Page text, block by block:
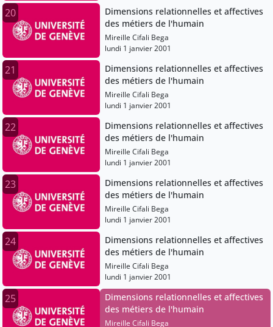
20
Dimensions relationnelles et affectives
des métiers de l'humain
Mireille Cifali Bega
lundi 1 janvier 2001
21
Dimensions relationnelles et affectives
des métiers de l'humain
Mireille Cifali Bega
lundi 1 janvier 2001
22
Dimensions relationnelles et affectives
des métiers de l'humain
Mireille Cifali Bega
lundi 1 janvier 2001
23
Dimensions relationnelles et affectives
des métiers de l'humain
Mireille Cifali Bega
lundi 1 janvier 2001
24
Dimensions relationnelles et affectives
des métiers de l'humain
Mireille Cifali Bega
lundi 1 janvier 2001
25
Dimensions relationnelles et affectives
des métiers de l'humain
Mireille Cifali Bega